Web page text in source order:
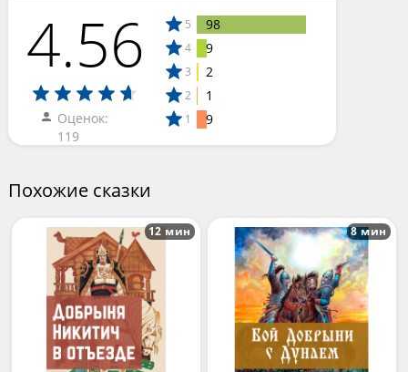
4.56
Оценок:
119
5 98
4 9
3 2
2 1
1 9
Похожие сказки
12 мин 8 мин